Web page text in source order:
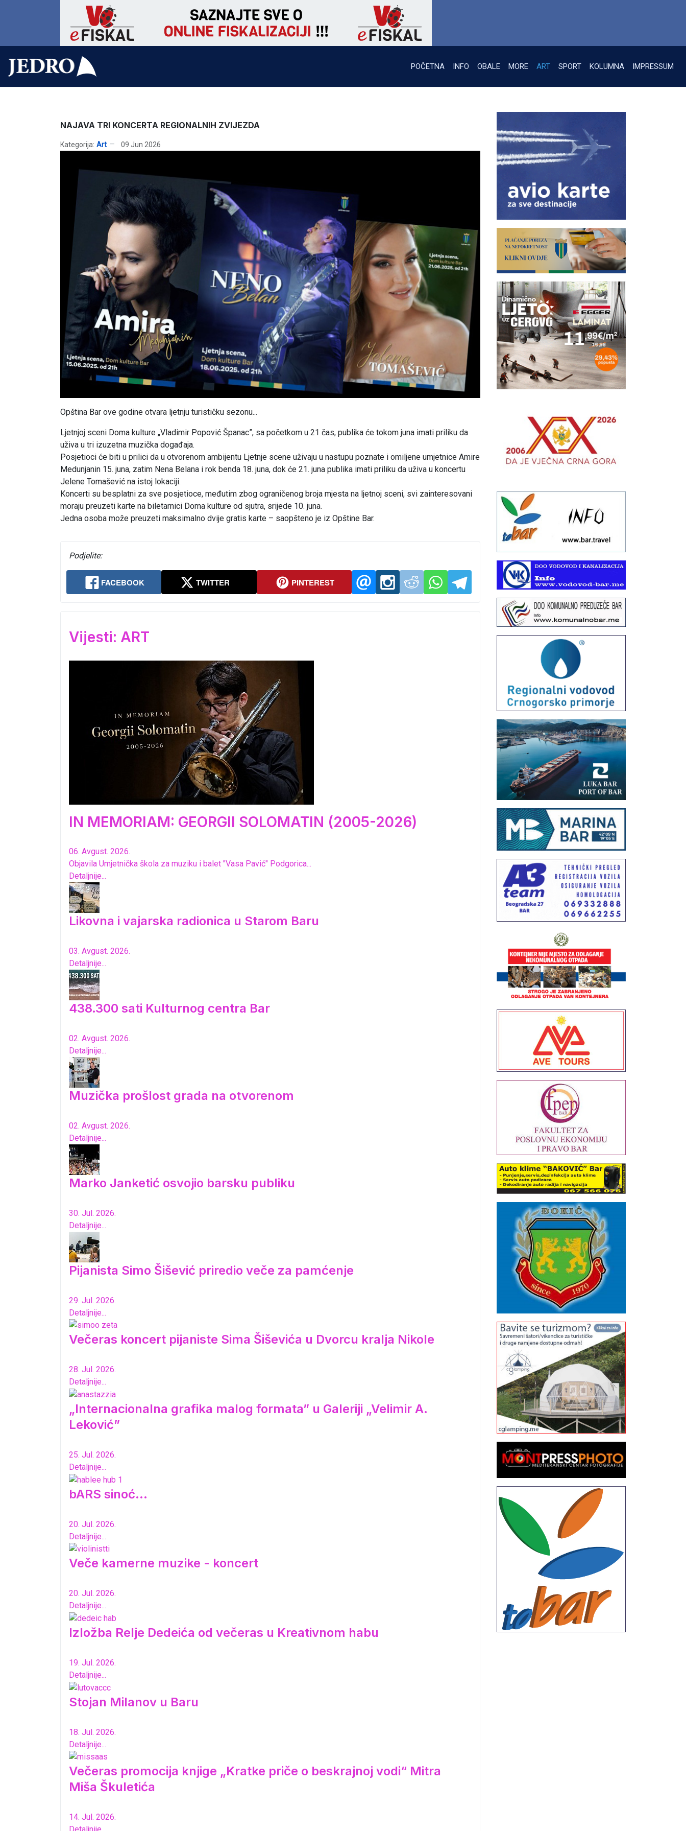
POČETNA INFO OBALE MORE ART SPORT KOLUMNA IMPRESSUM
NAJAVA TRI KONCERTA REGIONALNIH ZVIJEZDA
Kategorija: Art 09 Jun 2026
Opština Bar ove godine otvara ljetnju turističku sezonu...
Ljetnjoj sceni Doma kulture „Vladimir Popović Španac”, sa početkom u 21 čas, publika će tokom juna imati priliku da
uživa u tri izuzetna muzička događaja.
Posjetioci će biti u prilici da u otvorenom ambijentu Ljetnje scene uživaju u nastupu poznate i omiljene umjetnice Amire
Medunjanin 15. juna, zatim Nena Belana i rok benda 18. juna, dok će 21. juna publika imati priliku da uživa u koncertu
Jelene Tomašević na istoj lokaciji.
Koncerti su besplatni za sve posjetioce, međutim zbog ograničenog broja mjesta na ljetnoj sceni, svi zainteresovani
moraju preuzeti karte na biletarnici Doma kulture od sjutra, srijede 10. juna.
Jedna osoba može preuzeti maksimalno dvije gratis karte – saopšteno je iz Opštine Bar.
Podjelite:
FACEBOOK TWITTER PINTEREST
Vijesti: ART
IN MEMORIAM: GEORGII SOLOMATIN (2005-2026)
06. Avgust. 2026.
Objavila Umjetnička škola za muziku i balet "Vasa Pavić" Podgorica...
Detaljnije...
Likovna i vajarska radionica u Starom Baru
03. Avgust. 2026.
Detaljnije...
438.300 sati Kulturnog centra Bar
02. Avgust. 2026.
Detaljnije...
Muzička prošlost grada na otvorenom
02. Avgust. 2026.
Detaljnije...
Marko Janketić osvojio barsku publiku
30. Jul. 2026.
Detaljnije...
Pijanista Simo Šišević priredio veče za pamćenje
29. Jul. 2026.
Detaljnije...
Večeras koncert pijaniste Sima Šiševića u Dvorcu kralja Nikole
28. Jul. 2026.
Detaljnije...
„Internacionalna grafika malog formata” u Galeriji „Velimir A.
Leković”
25. Jul. 2026.
Detaljnije...
bARS sinoć...
20. Jul. 2026.
Detaljnije...
Veče kamerne muzike - koncert
20. Jul. 2026.
Detaljnije...
Izložba Relje Dedeića od večeras u Kreativnom habu
19. Jul. 2026.
Detaljnije...
Stojan Milanov u Baru
18. Jul. 2026.
Detaljnije...
Večeras promocija knjige „Kratke priče o beskrajnoj vodi“ Mitra
Miša Škuletića
14. Jul. 2026.